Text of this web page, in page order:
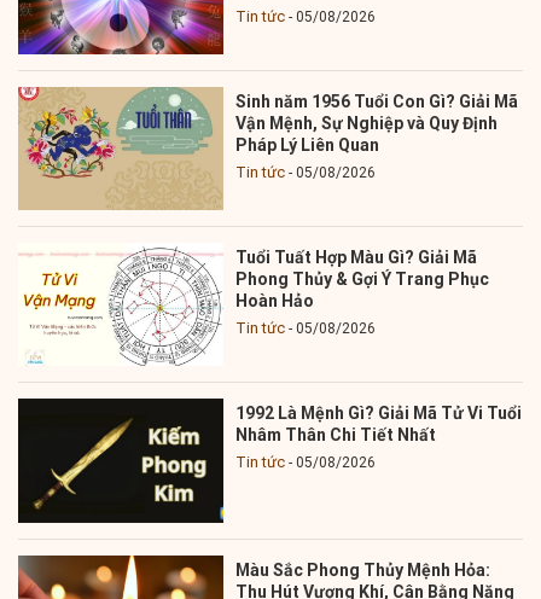
Tin tức 05/08/2026
Sinh năm 1956 Tuổi Con Gì? Giải Mã
Vận Mệnh, Sự Nghiệp và Quy Định
Pháp Lý Liên Quan
Tin tức 05/08/2026
Tuổi Tuất Hợp Màu Gì? Giải Mã
Phong Thủy & Gợi Ý Trang Phục
Hoàn Hảo
Tin tức 05/08/2026
1992 Là Mệnh Gì? Giải Mã Tử Vi Tuổi
Nhâm Thân Chi Tiết Nhất
Tin tức 05/08/2026
Màu Sắc Phong Thủy Mệnh Hỏa:
Thu Hút Vượng Khí, Cân Bằng Năng